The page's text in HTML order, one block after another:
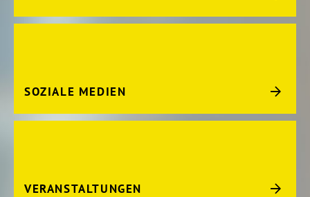
SOZIALE MEDIEN
VERANSTALTUNGEN